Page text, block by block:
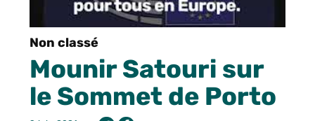
Non classé
Mounir Satouri sur
le Sommet de Porto